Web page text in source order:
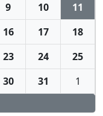
9 10
11
16 17
18
23 24
25
30 31 1